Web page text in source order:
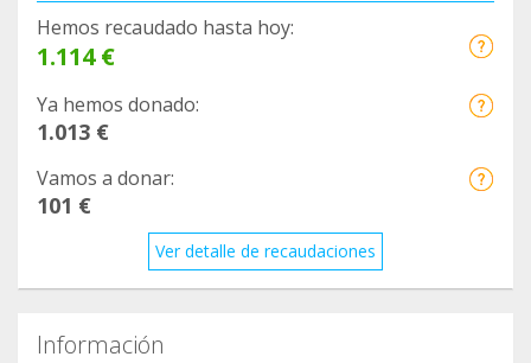
Hemos recaudado hasta hoy:
1.114 €
Ya hemos donado:
1.013 €
Vamos a donar:
101 €
Ver detalle de recaudaciones
Información